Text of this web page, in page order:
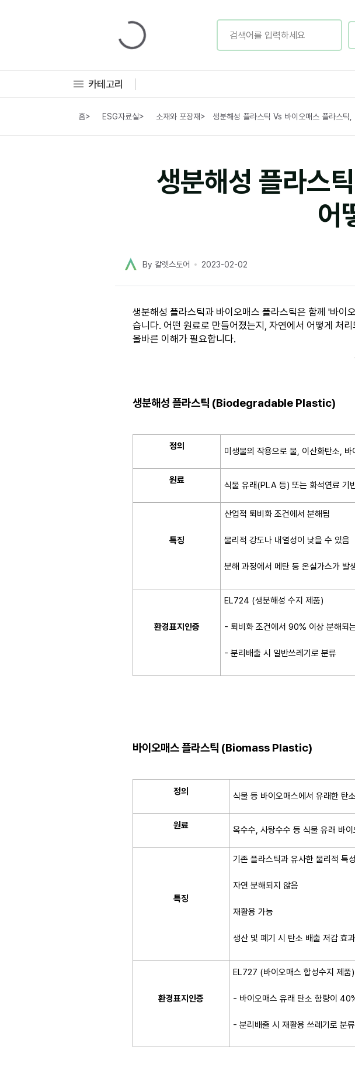
카테고리
홈> ESG자료실> 소재와 포장재> 생분해성 플라스틱 Vs 바이오매스 플라스틱,
생분해성 플라스
어
By 칼렛스토어 2023-02-02
생분해성 플라스틱과 바이오매스 플라스틱은 함께 '바이
습니다. 어떤 원료로 만들어졌는지, 자연에서 어떻게 처
올바른 이해가 필요합니다.
생분해성 플라스틱 (Biodegradable Plastic)
정의 미생물의 작용으로 물, 이산화탄소,
원료 식물 유래(PLA 등) 또는 화석연료 기
특징
산업적 퇴비화 조건에서 분해됨
물리적 강도나 내열성이 낮을 수 있음
분해 과정에서 메탄 등 온실가스가 발
환경표지인증
EL724 (생분해성 수지 제품)
- 퇴비화 조건에서 90% 이상 분해되
- 분리배출 시 일반쓰레기로 분류​
바이오매스 플라스틱 (Biomass Plastic)
정의 식물 등 바이오매스에서 유래한 탄
원료 옥수수, 사탕수수 등 식물 유래 바이
특징
기존 플라스틱과 유사한 물리적 특성
자연 분해되지 않음
재활용 가능
생산 및 폐기 시 탄소 배출 저감 효과​
환경표지인증
EL727 (바이오매스 합성수지 제품)
- 바이오매스 유래 탄소 함량이
- 분리배출 시 재활용 쓰레기로 분류